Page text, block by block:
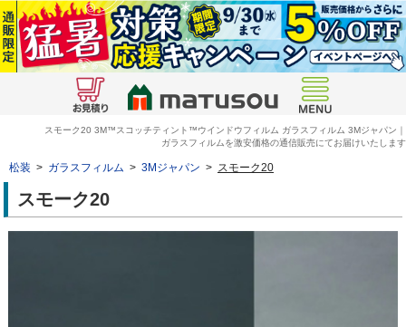
スモーク20 3M™スコッチティント™ウインドウフィルム ガラスフィルム 3Mジャパン｜
ガラスフィルムを激安価格の通信販売にてお届けいたします
松装 > ガラスフィルム > 3Mジャパン > スモーク20
スモーク20